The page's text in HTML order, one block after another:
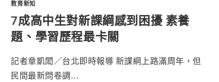
教育新知
7成高中生對新課綱感到困擾 素養
題、學習歷程最卡關
記者章凱閎／台北即時報導 新課綱上路滿周年，但
民間最新問卷調...